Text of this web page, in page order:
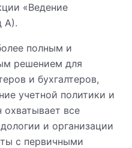
«Ведение
А).
полным и
решением для
и бухгалтеров,
учетной политики и
все
и организации
с первичными